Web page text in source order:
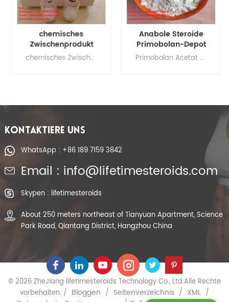
chemisches
Zwischenprodukt
GHRP-6 99,99 %chemisches Zwischenprodukt GHRP-6 99,99 % hochreine CAS-Nr. 87616-84-0
Anabole Steroide
Primobolan-Depot
Methenolone Acetate
Primobolan Acetat Großbritannien, Primobolan Acetat Halbwertszeit, Primobolan anabole Bewertung, Primobolan Acetat injizierbar, Primobolan Acetat Bodybuilding, Alpha Pharma Primobolan, Alpha Pharma Primobolan Review, Primobolan Bodybuilding
KONTAKTIERE UNS
WhatsApp : +86 189 7159 3842
Email : info@lifetimesteroids.com
Skypen : lifetimesteroids
About 250 meters northeast of Tianyuan Apartment, Science
Park Road, Qiantang District, Hangzhou China
© 2026 ZheJiang lifetimesteroids Technology Co., Ltd.Alle Rechte
vorbehalten. / Bloggen / Seitenverzeichnis / XML /